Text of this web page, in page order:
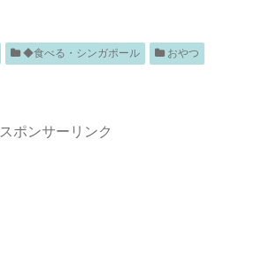
◆食べる・シンガポール おやつ
スポンサーリンク